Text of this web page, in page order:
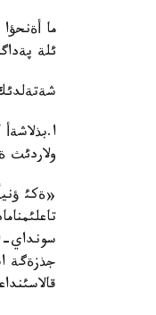
ما
ئلة
ولاردئث
«ةكئ
سونداي-
جذزةگة